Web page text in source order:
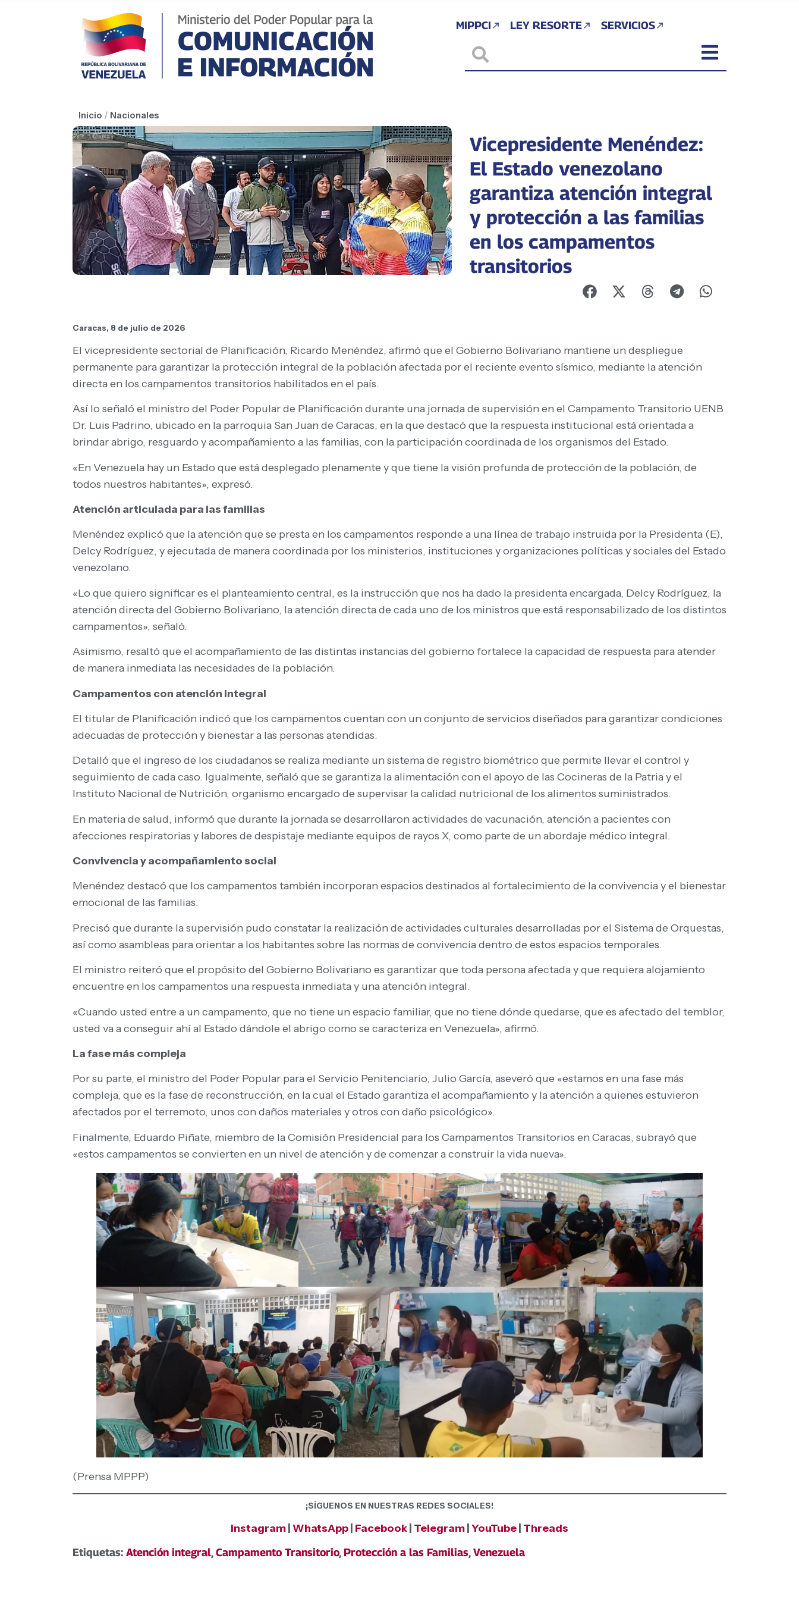
MIPPCI LEY RESORTE SERVICIOS
Inicio / Nacionales
Vicepresidente Menéndez:
El Estado venezolano
garantiza atención integral
y protección a las familias
en los campamentos
transitorios
Caracas, 8 de julio de 2026
El vicepresidente sectorial de Planificación, Ricardo Menéndez, afirmó que el Gobierno Bolivariano mantiene un despliegue
permanente para garantizar la protección integral de la población afectada por el reciente evento sísmico, mediante la atención
directa en los campamentos transitorios habilitados en el país.
Así lo señaló el ministro del Poder Popular de Planificación durante una jornada de supervisión en el Campamento Transitorio UENB
Dr. Luis Padrino, ubicado en la parroquia San Juan de Caracas, en la que destacó que la respuesta institucional está orientada a
brindar abrigo, resguardo y acompañamiento a las familias, con la participación coordinada de los organismos del Estado.
«En Venezuela hay un Estado que está desplegado plenamente y que tiene la visión profunda de protección de la población, de
todos nuestros habitantes», expresó.
Atención articulada para las familias
Menéndez explicó que la atención que se presta en los campamentos responde a una línea de trabajo instruida por la Presidenta (E),
Delcy Rodríguez, y ejecutada de manera coordinada por los ministerios, instituciones y organizaciones políticas y sociales del Estado
venezolano.
«Lo que quiero significar es el planteamiento central, es la instrucción que nos ha dado la presidenta encargada, Delcy Rodríguez, la
atención directa del Gobierno Bolivariano, la atención directa de cada uno de los ministros que está responsabilizado de los distintos
campamentos», señaló.
Asimismo, resaltó que el acompañamiento de las distintas instancias del gobierno fortalece la capacidad de respuesta para atender
de manera inmediata las necesidades de la población.
Campamentos con atención integral
El titular de Planificación indicó que los campamentos cuentan con un conjunto de servicios diseñados para garantizar condiciones
adecuadas de protección y bienestar a las personas atendidas.
Detalló que el ingreso de los ciudadanos se realiza mediante un sistema de registro biométrico que permite llevar el control y
seguimiento de cada caso. Igualmente, señaló que se garantiza la alimentación con el apoyo de las Cocineras de la Patria y el
Instituto Nacional de Nutrición, organismo encargado de supervisar la calidad nutricional de los alimentos suministrados.
En materia de salud, informó que durante la jornada se desarrollaron actividades de vacunación, atención a pacientes con
afecciones respiratorias y labores de despistaje mediante equipos de rayos X, como parte de un abordaje médico integral.
Convivencia y acompañamiento social
Menéndez destacó que los campamentos también incorporan espacios destinados al fortalecimiento de la convivencia y el bienestar
emocional de las familias.
Precisó que durante la supervisión pudo constatar la realización de actividades culturales desarrolladas por el Sistema de Orquestas,
así como asambleas para orientar a los habitantes sobre las normas de convivencia dentro de estos espacios temporales.
El ministro reiteró que el propósito del Gobierno Bolivariano es garantizar que toda persona afectada y que requiera alojamiento
encuentre en los campamentos una respuesta inmediata y una atención integral.
«Cuando usted entre a un campamento, que no tiene un espacio familiar, que no tiene dónde quedarse, que es afectado del temblor,
usted va a conseguir ahí al Estado dándole el abrigo como se caracteriza en Venezuela», afirmó.
La fase más compleja
Por su parte, el ministro del Poder Popular para el Servicio Penitenciario, Julio García, aseveró que «estamos en una fase más
compleja, que es la fase de reconstrucción, en la cual el Estado garantiza el acompañamiento y la atención a quienes estuvieron
afectados por el terremoto, unos con daños materiales y otros con daño psicológico».
Finalmente, Eduardo Piñate, miembro de la Comisión Presidencial para los Campamentos Transitorios en Caracas, subrayó que
«estos campamentos se convierten en un nivel de atención y de comenzar a construir la vida nueva».
(Prensa MPPP)
¡SÍGUENOS EN NUESTRAS REDES SOCIALES!
Instagram WhatsApp Facebook Telegram YouTube Threads
Etiquetas: Atención integral,Campamento Transitorio, Protección a las Familias,Venezuela